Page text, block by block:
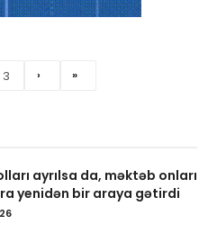
3 › »
ayrılsa da, məktəb onları
yenidən bir araya gətirdi